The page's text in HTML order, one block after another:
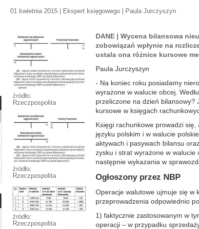
01 kwietnia 2015 | Ekspert księgowego | Paula Jurczyszyn
źródło:
Rzeczpospolita
źródło:
Rzeczpospolita
źródło:
Rzeczpospolita
DANE | Wycena bilansowa
zobowiązań wpłynie na
ustala ona różnice kursowe
Paula Jurczyszyn
- Na koniec roku posiadamy
wyrażone w walucie obcej.
przeliczone na dzień bilansowy?
kursowe w księgach
Księgi rachunkowe prowadzi
języku polskim i w walucie
aktywach i pasywach bilansu
zysku i strat wyrażone w
następnie wykazania w
Ogłoszony przez NBP
Operacje walutowe ujmuje się w
przeprowadzenia odpowiednio
1) faktycznie zastosowanym w
operacji – w przypadku